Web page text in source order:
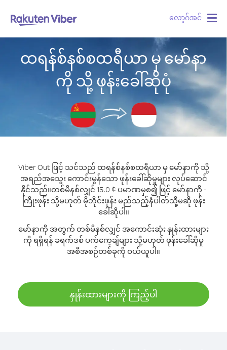
လော့ဂ်အင်
ထရန်စ်နစ်စထရီယာ မှ မော်နာ
ကို သို့ ဖုန်းခေါ်ဆိုပုံ
Viber Out ဖြင့် သင်သည် ထရန်စ်နစ်စထရီယာ မှ မော်နာကို သို့
အရည်အသွေး ကောင်းမွန်သော ဖုန်းခေါ်ဆိုမှုများ လုပ်ဆောင်
နိုင်သည်။တစ်မိနစ်လျှင် 15.0 ¢ ပမာဏမှစ၍ ဖြင့် မော်နာကို -
ကြိုးဖုန်း သို့မဟုတ် မိုဘိုင်းဖုန်း မည်သည့်နံပါတ်သို့မဆို ဖုန်း
ခေါ်ဆိုပါ။
မော်နာကို အတွက် တစ်မိနစ်လျှင် အကောင်းဆုံး နှုန်းထားများ
ကို ရရှိရန် ခရက်ဒစ် ပက်ကေ့ချ်များ သို့မဟုတ် ဖုန်းခေါ်ဆိုမှု
အစီအစဉ်တစ်ခုကို ဝယ်ယူပါ။
နှုန်းထားများကို ကြည့်ပါ